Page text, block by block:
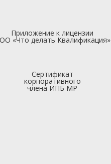
Приложение к лицензии
«Что делать Квалификация»
Сертификат
корпоративного
члена ИПБ МР